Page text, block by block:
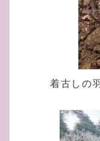
着古しの